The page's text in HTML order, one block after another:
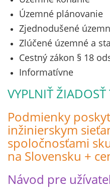
Územné plánovanie
Zjednodušené
Zlúčené územné a
Cestný zákon § 18
Informatívne
VYPLNIŤ ŽIADOSŤ
Podmienky
inžinierskym
spoločnosťami
na Slovensku +
Návod pre